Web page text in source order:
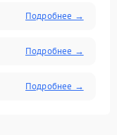
Подробнее →
Подробнее →
Подробнее →